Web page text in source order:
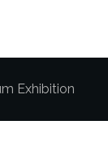
Exhibition